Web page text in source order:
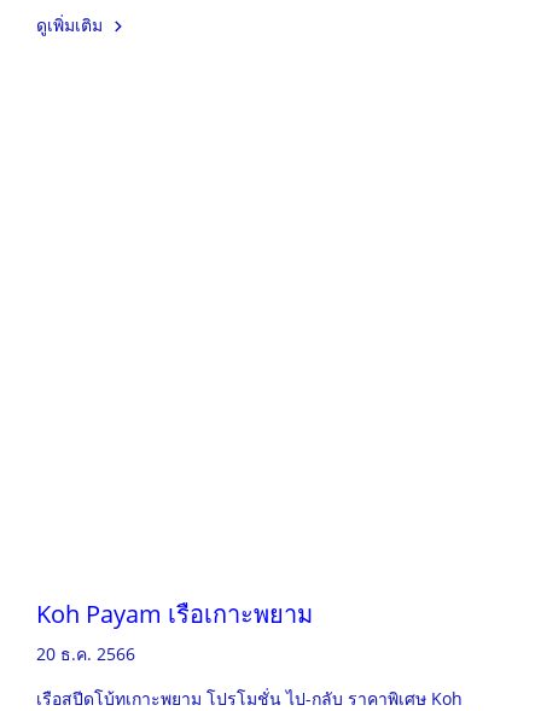
ดูเพิ่มเติม
Koh Payam เรือเกาะพยาม
20 ธ.ค. 2566
เรือสปีดโบ้ทเกาะพยาม โปรโมชั่น ไป-กลับ ราคาพิเศษ Koh